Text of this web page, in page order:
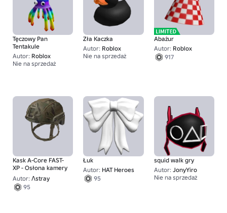
Tęczowy Pan
Tentakule
Autor: Roblox
Nie na sprzedaż
Zła Kaczka
Autor: Roblox
Nie na sprzedaż
1,337
Abażur
Autor: Roblox
917
Kask A-Core FAST-
XP - Osłona kamery
Autor: Λstray
95
Łuk
Autor: HAT Heroes
95
squid walk gry
Autor: JonyYiro
Nie na sprzedaż